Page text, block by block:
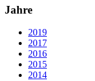
Jahre
2019
2017
2016
2015
2014